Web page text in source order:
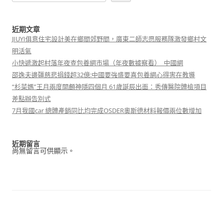
近期文章
JIUYI俱意住宅設計美在鄉間郊野間，廣東二師志愿服務隊激發鄉村文
明活氣
小快遞激起村落年夜查包養網市場（年夜數據察看）_中國網
邵逸夫邊疆慈悲捐錢超32億:中國要強盛要喜包養網心得害在教導
“杉菜媽”王月兩度開顱神隱四個月 61歲誕辰出面：秀傳醫院體檢項目
差點辦告別式
7月我國car 總體產銷同比均完成OSDER奧斯德材料報價兩位數增加
近期留言
尚無留言可供顯示。